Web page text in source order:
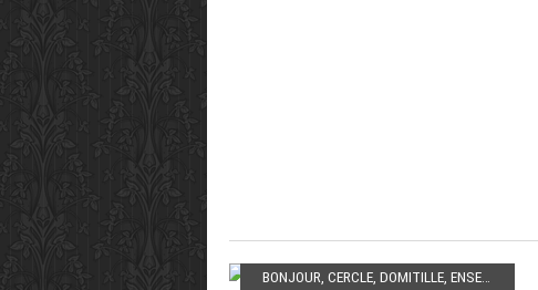
BONJOUR CERCLE DOMITILLE ENSEIGNEMENT